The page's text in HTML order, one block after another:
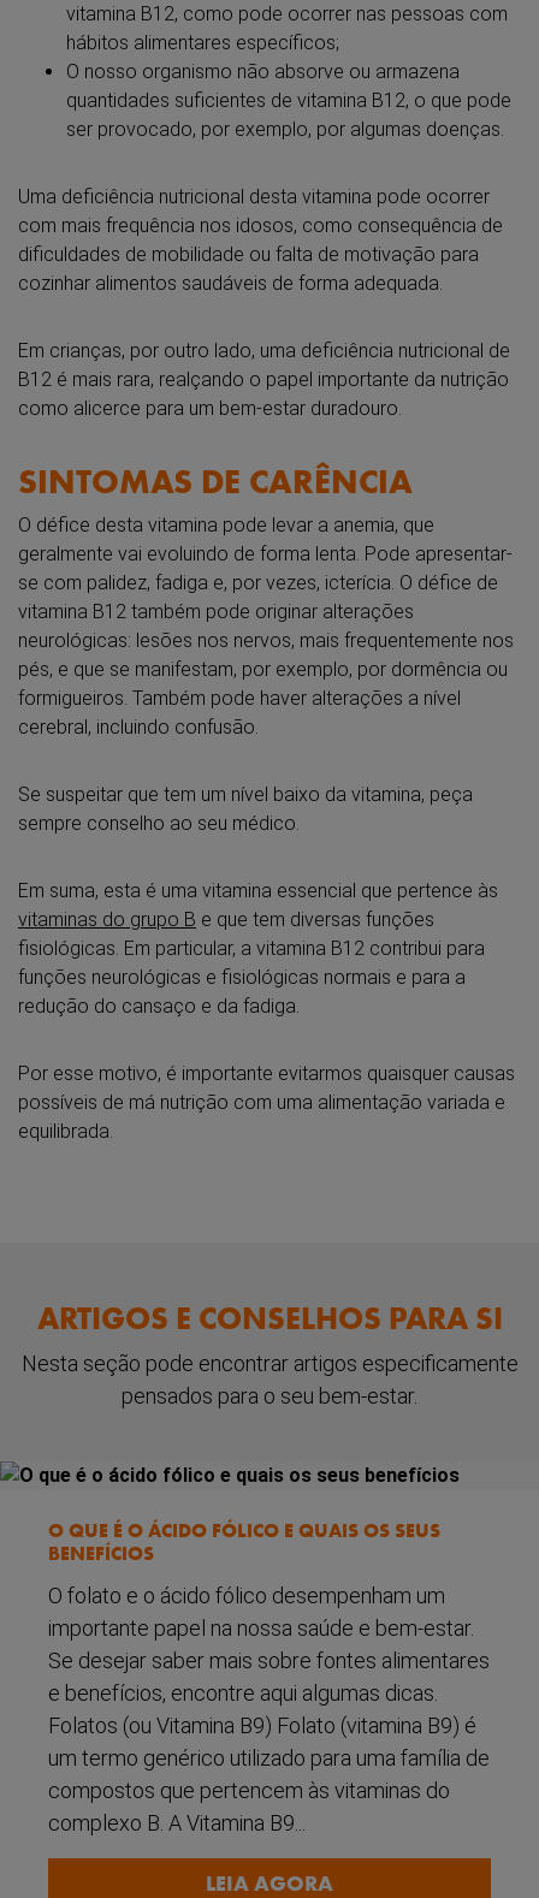
vitamina B12, como pode ocorrer nas pessoas com
hábitos alimentares específicos;
O nosso organismo não absorve ou armazena
quantidades suficientes de vitamina B12, o que pode
ser provocado, por exemplo, por algumas doenças.
Uma deficiência nutricional desta vitamina pode ocorrer
com mais frequência nos idosos, como consequência de
dificuldades de mobilidade ou falta de motivação para
cozinhar alimentos saudáveis de forma adequada.
Em crianças, por outro lado, uma deficiência nutricional de
B12 é mais rara, realçando o papel importante da nutrição
como alicerce para um bem-estar duradouro.
SINTOMAS DE CARÊNCIA
O défice desta vitamina pode levar a anemia, que
geralmente vai evoluindo de forma lenta. Pode apresentar-
se com palidez, fadiga e, por vezes, icterícia. O défice de
vitamina B12 também pode originar alterações
neurológicas: lesões nos nervos, mais frequentemente nos
pés, e que se manifestam, por exemplo, por dormência ou
formigueiros. Também pode haver alterações a nível
cerebral, incluindo confusão.
Se suspeitar que tem um nível baixo da vitamina, peça
sempre conselho ao seu médico.
Em suma, esta é uma vitamina essencial que pertence às
vitaminas do grupo B e que tem diversas funções
fisiológicas. Em particular, a vitamina B12 contribui para
funções neurológicas e fisiológicas normais e para a
redução do cansaço e da fadiga.
Por esse motivo, é importante evitarmos quaisquer causas
possíveis de má nutrição com uma alimentação variada e
equilibrada.
ARTIGOS E CONSELHOS PARA SI
Nesta seção pode encontrar artigos especificamente
pensados para o seu bem-estar.
O QUE É O ÁCIDO FÓLICO E QUAIS OS SEUS
BENEFÍCIOS
O folato e o ácido fólico desempenham um
importante papel na nossa saúde e bem-estar.
Se desejar saber mais sobre fontes alimentares
e benefícios, encontre aqui algumas dicas.
Folatos (ou Vitamina B9) Folato (vitamina B9) é
um termo genérico utilizado para uma família de
compostos que pertencem às vitaminas do
complexo B. A Vitamina B9...
LEIA AGORA